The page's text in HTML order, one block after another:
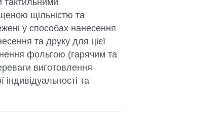
тактильними
щільністю та
у способах нанесення
та друку для цієї
фольгою (гарячим та
виготовлення
та